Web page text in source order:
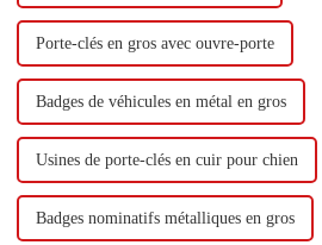
Porte-clés en gros avec ouvre-porte
Badges de véhicules en métal en gros
Usines de porte-clés en cuir pour chien
Badges nominatifs métalliques en gros